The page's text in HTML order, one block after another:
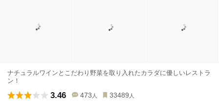
ナチュラルワインとこだわり野菜を取り入れたカラダに優しいレストラ
ン！
3.46 473 人 33489 人